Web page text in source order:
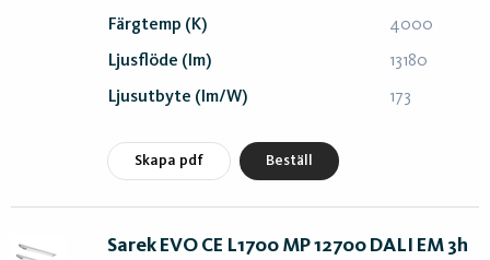
Färgtemp (K) 4000
Ljusflöde (lm) 13180
Ljusutbyte (lm/W) 173
Skapa pdf Beställ
Sarek EVO CE L1700 MP 12700 DALI EM 3h